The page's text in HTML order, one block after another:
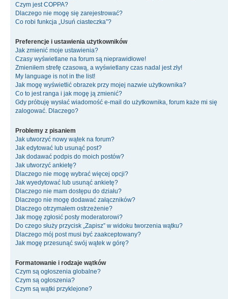
Czym jest COPPA?
Dlaczego nie mogę się zarejestrować?
Co robi funkcja „Usuń ciasteczka”?
Preferencje i ustawienia użytkowników
Jak zmienić moje ustawienia?
Czasy wyświetlane na forum są nieprawidłowe!
Zmieniłem strefę czasową, a wyświetlany czas nadal jest zły!
My language is not in the list!
Jak mogę wyświetlić obrazek przy mojej nazwie użytkownika?
Co to jest ranga i jak mogę ją zmienić?
Gdy próbuję wysłać wiadomość e-mail do użytkownika, forum każe mi się
zalogować. Dlaczego?
Problemy z pisaniem
Jak utworzyć nowy wątek na forum?
Jak edytować lub usunąć post?
Jak dodawać podpis do moich postów?
Jak utworzyć ankietę?
Dlaczego nie mogę wybrać więcej opcji?
Jak wyedytować lub usunąć ankietę?
Dlaczego nie mam dostępu do działu?
Dlaczego nie mogę dodawać załączników?
Dlaczego otrzymałem ostrzeżenie?
Jak mogę zgłosić posty moderatorowi?
Do czego służy przycisk „Zapisz” w widoku tworzenia wątku?
Dlaczego mój post musi być zaakceptowany?
Jak mogę przesunąć swój wątek w górę?
Formatowanie i rodzaje wątków
Czym są ogłoszenia globalne?
Czym są ogłoszenia?
Czym są wątki przyklejone?